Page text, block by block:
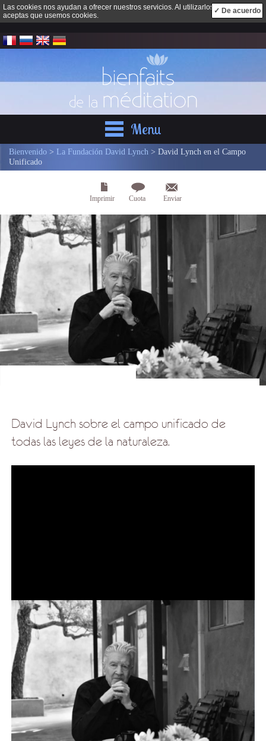
Las cookies nos ayudan a ofrecer nuestros servicios. Al utilizarlos,
aceptas que usemos cookies.
✓ De acuerdo
Menu
Bienvenido > La Fundación David Lynch > David Lynch en el Campo
Unificado
Imprimir Cuota Enviar
David Lynch sobre el campo unificado de
todas las leyes de la naturaleza.